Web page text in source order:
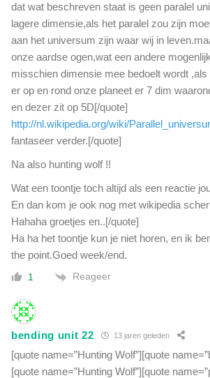
dat wat beschreven staat is geen paralel
lagere dimensie,als het paralel zou zijn
aan het universum zijn waar wij in
onze aardse ogen,wat een andere
misschien dimensie mee bedoelt wordt
er op en rond onze planeet er 7 dim
en dezer zit op 5D[/quote]
http://nl.wikipedia.org/wiki/
fantaseer verder.[/quote]
Na also hunting wolf !!
Wat een toontje toch altijd als een reactie
En dan kom je ook nog met wikipedia
Hahaha groetjes en..[/quote]
Ha ha het toontje kun je niet horen, en ik
the point.Goed week/end.
1 Reageer
bending unit 22 13 jaren geleden
[quote name=”Hunting Wolf”][quote
[quote name=”Hunting Wolf”][quote